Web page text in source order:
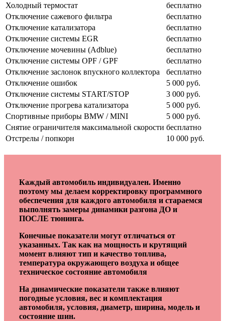
Холодный термостат
бесплатно
Отключение сажевого фильтра
бесплатно
Отключение катализатора
бесплатно
Отключение системы EGR
бесплатно
Отключение мочевины (Adblue)
бесплатно
Отключение системы OPF / GPF
бесплатно
Отключение заслонок впускного коллектора
бесплатно
Отключение ошибок
5 000 руб.
Отключение системы START/STOP
3 000 руб.
Отключение прогрева катализатора
5 000 руб.
Спортивные приборы BMW / MINI
5 000 руб.
Снятие ограничителя максимальной скорости бесплатно
Отстрелы / попкорн
10 000 руб.
Каждый автомобиль индивидуален. Именно
поэтому мы делаем корректировку программного
обеспечения для каждого автомобиля и стараемся
выполнять замеры динамики разгона ДО и
ПОСЛЕ тюнинга.
Конечные показатели могут отличаться от
указанных. Так как на мощность и крутящий
момент влияют тип и качество топлива,
температура окружающего воздуха и общее
техническое состояние автомобиля
На динамические показатели также влияют
погодные условия, вес и комплектация
автомобиля, условия, диаметр, ширина, модель и
состояние шин.